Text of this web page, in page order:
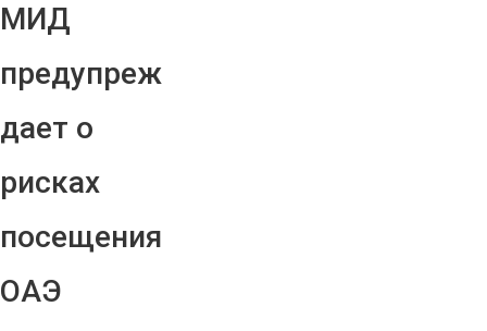
МИД
предупреж
дает о
рисках
посещения
ОАЭ